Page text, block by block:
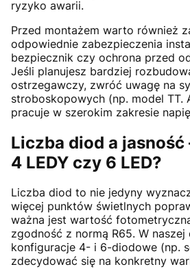
ryzyko awarii.
Przed montażem warto również
odpowiednie zabezpieczenia
bezpiecznik czy ochrona przed
Jeśli planujesz bardziej
ostrzegawczy, zwróć uwagę na
stroboskopowych (np. model TT.
pracuje w szerokim zakresie
Liczba diod a jasność
4 LEDY czy 6 LED?
Liczba diod to nie jedyny
więcej punktów świetlnych
ważna jest wartość
zgodność z normą R65. W
konfiguracje 4- i 6-diodowe (np.
zdecydować się na konkretny